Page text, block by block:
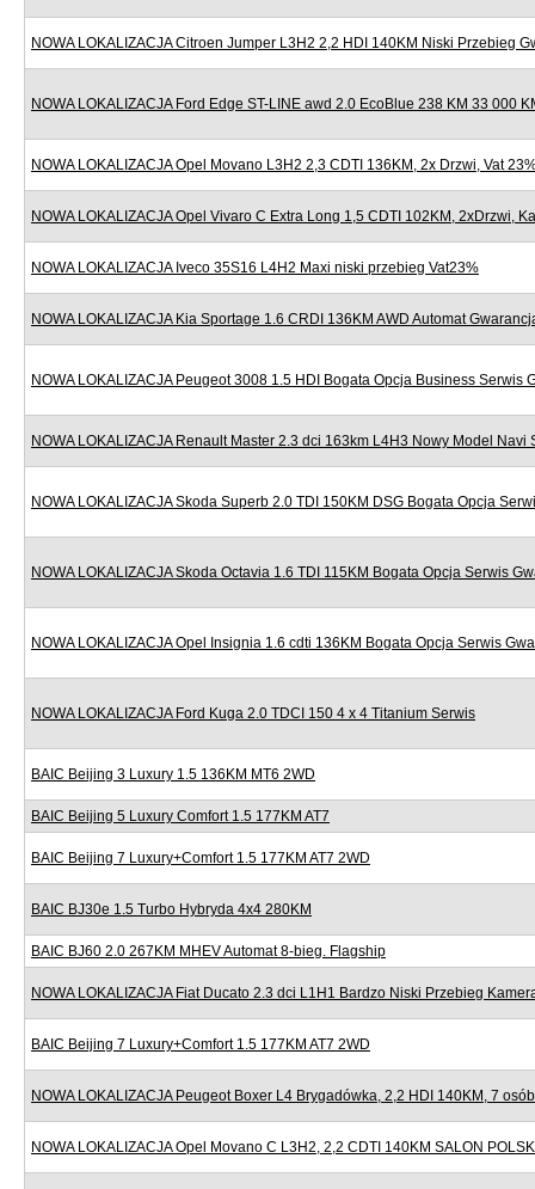
NOWA LOKALIZACJA Citroen Jumper L3H2 2,2 HDI 140KM Niski Przebieg
NOWA LOKALIZACJA Ford Edge ST-LINE awd 2.0 EcoBlue 238 KM 33 000
NOWA LOKALIZACJA Opel Movano L3H2 2,3 CDTI 136KM, 2x Drzwi, Vat
NOWA LOKALIZACJA Opel Vivaro C Extra Long 1,5 CDTI 102KM, 2xDrzwi,
NOWA LOKALIZACJA Iveco 35S16 L4H2 Maxi niski przebieg Vat23%
NOWA LOKALIZACJA Kia Sportage 1.6 CRDI 136KM AWD Automat
NOWA LOKALIZACJA Peugeot 3008 1.5 HDI Bogata Opcja Business Serwis
NOWA LOKALIZACJA Renault Master 2.3 dci 163km L4H3 Nowy Model Navi
NOWA LOKALIZACJA Skoda Superb 2.0 TDI 150KM DSG Bogata Opcja
NOWA LOKALIZACJA Skoda Octavia 1.6 TDI 115KM Bogata Opcja Serwis
NOWA LOKALIZACJA Opel Insignia 1.6 cdti 136KM Bogata Opcja Serwis
NOWA LOKALIZACJA Ford Kuga 2.0 TDCI 150 4 x 4 Titanium Serwis
BAIC Beijing 3 Luxury 1.5 136KM MT6 2WD
BAIC Beijing 5 Luxury Comfort 1.5 177KM AT7
BAIC Beijing 7 Luxury+Comfort 1.5 177KM AT7 2WD
BAIC BJ30e 1.5 Turbo Hybryda 4x4 280KM
BAIC BJ60 2.0 267KM MHEV Automat 8-bieg. Flagship
NOWA LOKALIZACJA Fiat Ducato 2.3 dci L1H1 Bardzo Niski Przebieg
BAIC Beijing 7 Luxury+Comfort 1.5 177KM AT7 2WD
NOWA LOKALIZACJA Peugeot Boxer L4 Brygadówka, 2,2 HDI 140KM, 7
NOWA LOKALIZACJA Opel Movano C L3H2, 2,2 CDTI 140KM SALON